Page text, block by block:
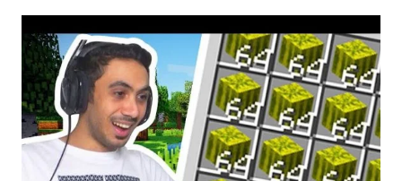
سويت
ديكور
بيتي
الجديد
!